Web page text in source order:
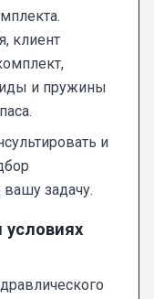
клиент
и пружины
и
задачу.